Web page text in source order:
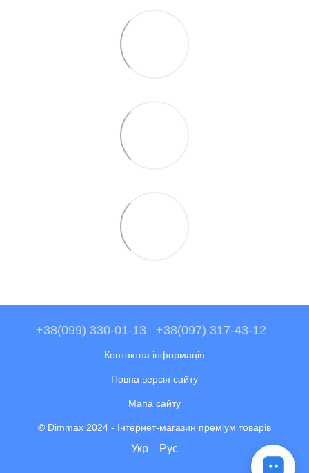
+38(099) 330-01-13 +38(097) 317-43-12
Контактна інформація
Повна версія сайту
Мапа сайту
© Dimmax 2024 - Інтернет-магазин преміум товарів
Укр Рус